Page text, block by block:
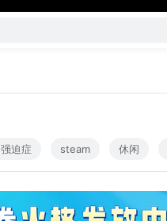
强迫症 steam 休闲